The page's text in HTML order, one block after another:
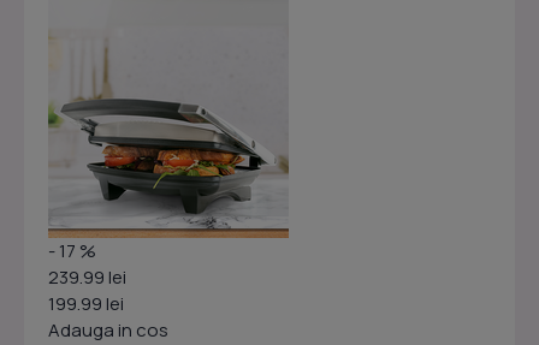
- 17 %
239.99 lei
199.99 lei
Adauga in cos